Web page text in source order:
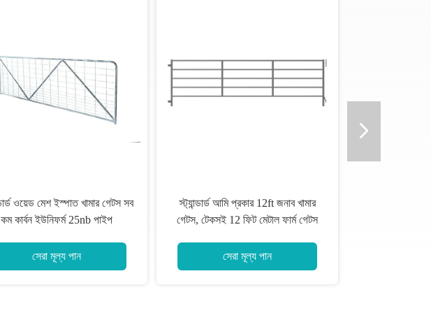
উচ্চ পারফরমেন্স ইস্পাত খামার গেটস ভাল
Oxidizing প্রতিরোধের সম্পত্তি
গ্রামীণ ভারি ডিউটি ​​লাইভস্টক গেটস
জাঙ্কিত সমাপ্তি ল 2.165 মি XH 1.85